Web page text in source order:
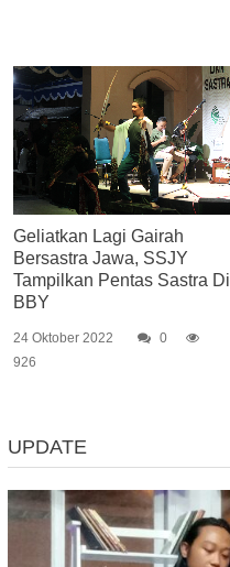
Geliatkan Lagi Gairah
Bersastra Jawa, SSJY
Tampilkan Pentas Sastra Di
BBY
24 Oktober 2022
0
926
UPDATE